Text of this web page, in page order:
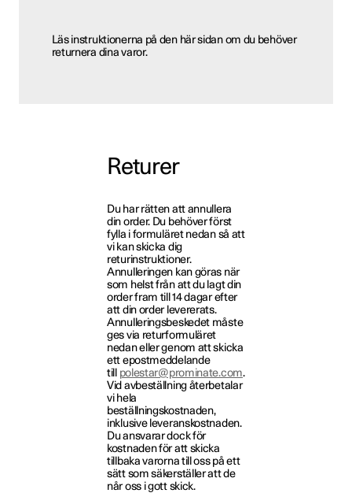
Läs instruktionerna på den här sidan om du behöver
returnera dina varor.
Returer
Du har rätten att annullera
din order. Du behöver först
fylla i formuläret nedan så att
vi kan skicka dig
returinstruktioner.
Annulleringen kan göras när
som helst från att du lagt din
order fram till 14 dagar efter
att din order levererats.
Annulleringsbeskedet måste
ges via returformuläret
nedan eller genom att skicka
ett epostmeddelande
till
polestar@prominate.com.
Vid avbeställning återbetalar
vi hela
beställningskostnaden,
inklusive leveranskostnaden.
Du ansvarar dock för
kostnaden för att skicka
tillbaka varorna till oss på ett
sätt som säkerställer att de
når oss i gott skick.